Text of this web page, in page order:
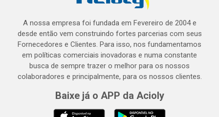
A nossa empresa foi fundada em Fevereiro de 2004 e
desde então vem construindo fortes parcerias com seus
Fornecedores e Clientes. Para isso, nos fundamentamos
em políticas comerciais inovadoras e numa constante
busca de sempre trazer o melhor para os nossos
colaboradores e principalmente, para os nossos clientes.
Baixe já o APP da Acioly